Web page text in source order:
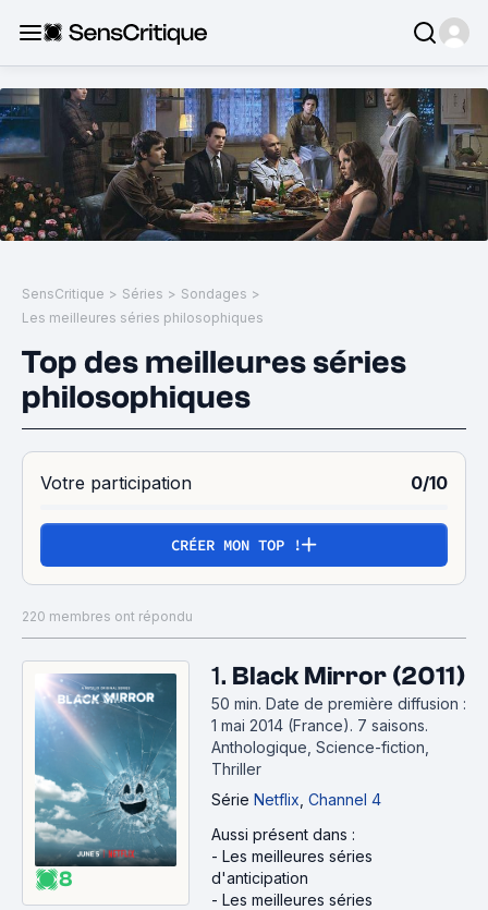
SensCritique > Séries > Sondages >
Les meilleures séries philosophiques
Top des meilleures séries
philosophiques
Votre participation 0/10
CRÉER MON TOP !
220 membres ont répondu
8
1. Black Mirror (2011)
50 min. Date de première diffusion :
1 mai 2014 (France). 7 saisons.
Anthologique, Science-fiction,
Thriller
Série Netflix Channel 4
Aussi présent dans :
- Les meilleures séries
d'anticipation
- Les meilleures séries